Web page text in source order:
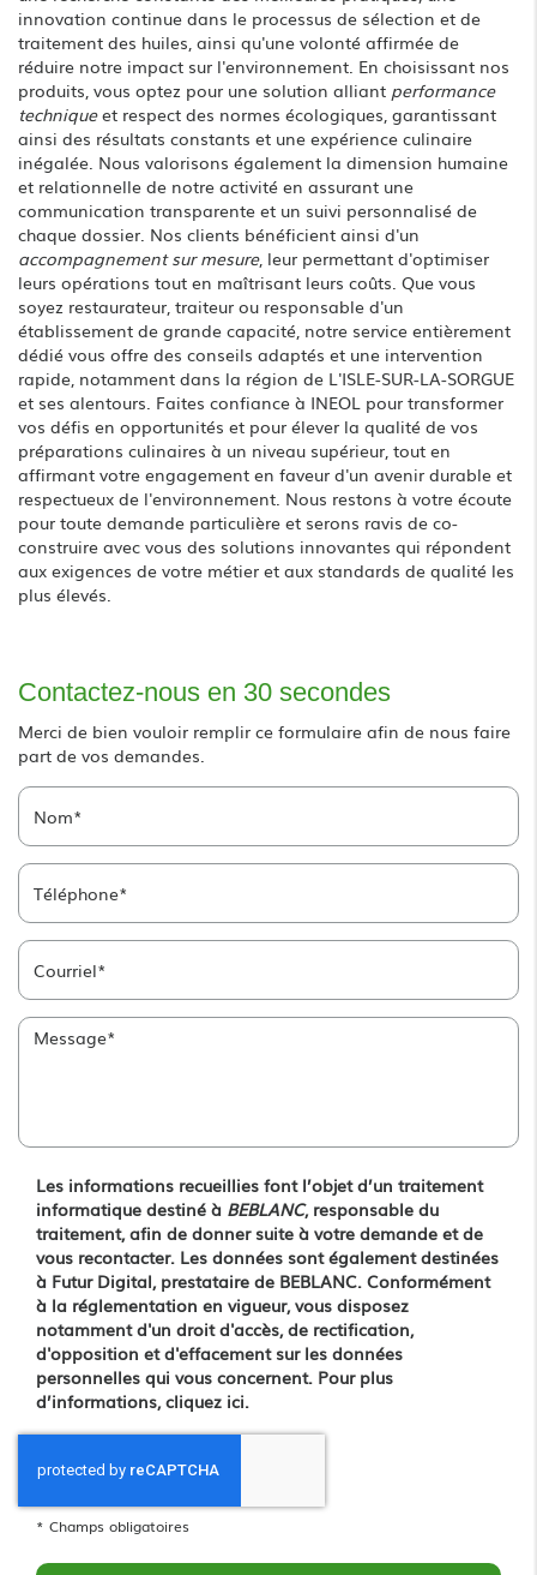
innovation continue dans le processus de sélection et de
traitement des huiles, ainsi qu'une volonté affirmée de
réduire notre impact sur l'environnement. En choisissant nos
produits, vous optez pour une solution alliant performance
techniqueet respect des normes écologiques, garantissant
ainsi des résultats constants et une expérience culinaire
inégalée. Nous valorisons également la dimension humaine
et relationnelle de notre activité en assurant une
communication transparente et un suivi personnalisé de
chaque dossier. Nos clients bénéficient ainsi d'un
accompagnement sur mesure, leur permettant d'optimiser
leurs opérations tout en maîtrisant leurs coûts. Que vous
soyez restaurateur, traiteur ou responsable d'un
établissement de grande capacité, notre service entièrement
dédié vous offre des conseils adaptés et une intervention
rapide, notamment dans la région de L'ISLE-SUR-LA-SORGUE
et ses alentours. Faites confiance à INEOL pour transformer
vos défis en opportunités et pour élever la qualité de vos
préparations culinaires à un niveau supérieur, tout en
affirmant votre engagement en faveur d'un avenir durable et
respectueux de l'environnement. Nous restons à votre écoute
pour toute demande particulière et serons ravis de co-
construire avec vous des solutions innovantes qui répondent
aux exigences de votre métier et aux standards de qualité les
plus élevés.
Contactez-nous en 30 secondes
Merci de bien vouloir remplir ce formulaire afin de nous faire
part de vos demandes.
Les informations recueillies font l’objet d’un traitement
informatique destiné à BEBLANC, responsable du
traitement, afin de donner suite à votre demande et de
vous recontacter. Les données sont également destinées
à Futur Digital, prestataire de BEBLANC. Conformément
à la réglementation en vigueur, vous disposez
notamment d'un droit d'accès, de rectification,
d'opposition et d'effacement sur les données
personnelles qui vous concernent. Pour plus
d’informations, cliquez ici.
* Champs obligatoires